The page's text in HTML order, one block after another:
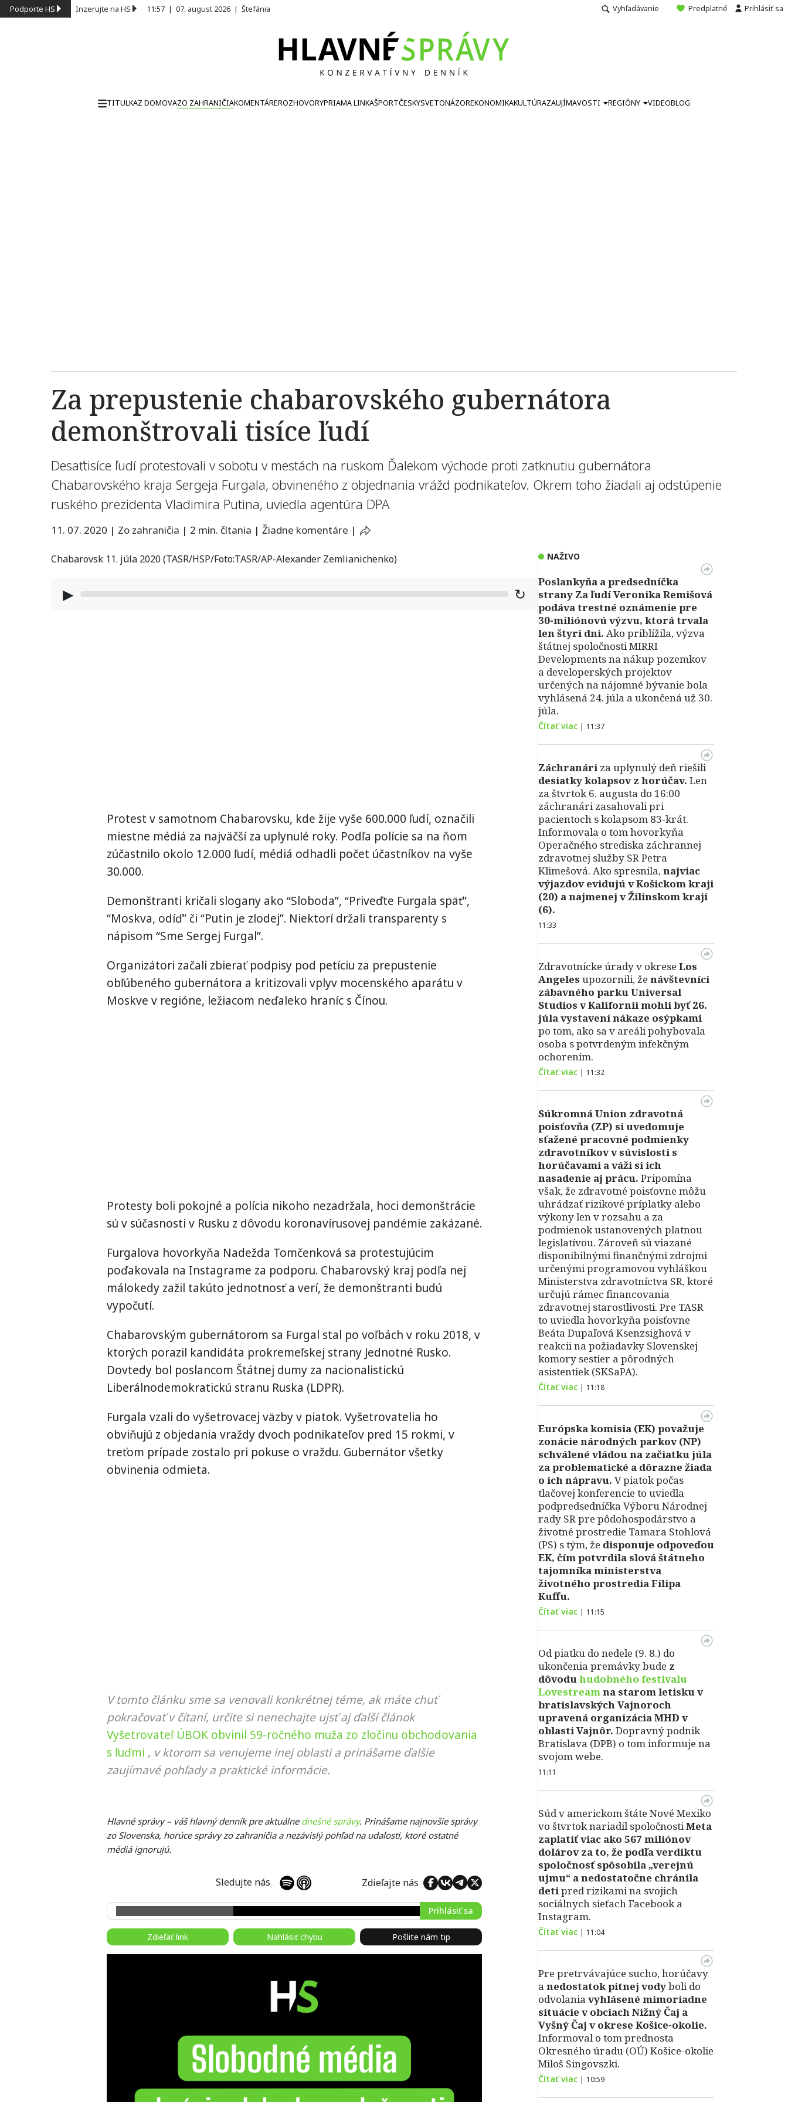
Podporte HS Inzerujte na HS 11:57 | 07. august 2026 | Štefánia Vyhľadávanie Predplatné Prihlásiť sa
TITULKAZ DOMOVAZO ZAHRANIČIAKOMENTÁREROZHOVORYPRIAMA LINKAŠPORTČESKYSVETONÁZOREKONOMIKAKULTÚRAZAUJÍMAVOSTI REGIÓNY VIDEOBLOG
Za prepustenie chabarovského gubernátora
demonštrovali tisíce ľudí
Desaťtisíce ľudí protestovali v sobotu v mestách na ruskom Ďalekom východe proti zatknutiu gubernátora
Chabarovského kraja Sergeja Furgala, obvineného z objednania vrážd podnikateľov. Okrem toho žiadali aj odstúpenie
ruského prezidenta Vladimira Putina, uviedla agentúra DPA
11. 07. 2020 | Zo zahraničia | 2 min. čítania | Žiadne komentáre |
Chabarovsk 11. júla 2020 (TASR/HSP/Foto:TASR/AP-Alexander Zemlianichenko)
▶ ↻
Protest v samotnom Chabarovsku, kde žije vyše 600.000 ľudí, označili
miestne médiá za najväčší za uplynulé roky. Podľa polície sa na ňom
zúčastnilo okolo 12.000 ľudí, médiá odhadli počet účastníkov na vyše
30.000.
Demonštranti kričali slogany ako “Sloboda”, “Priveďte Furgala späť”,
“Moskva, odíď” či “Putin je zlodej”. Niektorí držali transparenty s
nápisom “Sme Sergej Furgal”.
Organizátori začali zbierať podpisy pod petíciu za prepustenie
obľúbeného gubernátora a kritizovali vplyv mocenského aparátu v
Moskve v regióne, ležiacom neďaleko hraníc s Čínou.
Protesty boli pokojné a polícia nikoho nezadržala, hoci demonštrácie
sú v súčasnosti v Rusku z dôvodu koronavírusovej pandémie zakázané.
Furgalova hovorkyňa Nadežda Tomčenková sa protestujúcim
poďakovala na Instagrame za podporu. Chabarovský kraj podľa nej
málokedy zažil takúto jednotnosť a verí, že demonštranti budú
vypočutí.
Chabarovským gubernátorom sa Furgal stal po voľbách v roku 2018, v
ktorých porazil kandidáta prokremeľskej strany Jednotné Rusko.
Dovtedy bol poslancom Štátnej dumy za nacionalistickú
Liberálnodemokratickú stranu Ruska (LDPR).
Furgala vzali do vyšetrovacej väzby v piatok. Vyšetrovatelia ho
obviňujú z objedania vraždy dvoch podnikateľov pred 15 rokmi, v
treťom prípade zostalo pri pokuse o vraždu. Gubernátor všetky
obvinenia odmieta.
V tomto článku sme sa venovali konkrétnej téme, ak máte chuť
pokračovať v čítaní, určite si nenechajte ujsť aj ďalší článok
Vyšetrovateľ ÚBOK obvinil 59-ročného muža zo zločinu obchodovania
s ľuďmi , v ktorom sa venujeme inej oblasti a prinášame ďalšie
zaujímavé pohľady a praktické informácie.
Hlavné správy – váš hlavný denník pre aktuálne dnešné správy. Prinášame najnovšie správy
zo Slovenska, horúce správy zo zahraničia a nezávislý pohľad na udalosti, ktoré ostatné
médiá ignorujú.
Sledujte nás Zdieľajte nás
Prihlásiť sa
Zdieľať link Nahlásiť chybu Pošlite nám tip
NAŽIVO
Poslankyňa a predsedníčka
strany Za ľudí Veronika Remišová
podáva trestné oznámenie pre
30-miliónovú výzvu, ktorá trvala
len štyri dni. Ako priblížila, výzva
štátnej spoločnosti MIRRI
Developments na nákup pozemkov
a developerských projektov
určených na nájomné bývanie bola
vyhlásená 24. júla a ukončená už 30.
júla.
Čítať viac | 11:37
Záchranári za uplynulý deň riešili
desiatky kolapsov z horúčav. Len
za štvrtok 6. augusta do 16:00
záchranári zasahovali pri
pacientoch s kolapsom 83-krát.
Informovala o tom hovorkyňa
Operačného strediska záchrannej
zdravotnej služby SR Petra
Klimešová. Ako spresnila,najviac
výjazdov evidujú v Košickom kraji
(20) a najmenej v Žilinskom kraji
(6).
11:33
Zdravotnícke úrady v okrese Los
Angeles upozornili, že návštevníci
zábavného parku Universal
Studios v Kalifornii mohli byť 26.
júla vystavení nákaze osýpkami
po tom, ako sa v areáli pohybovala
osoba s potvrdeným infekčným
ochorením.
Čítať viac | 11:32
Súkromná Union zdravotná
poisťovňa (ZP) si uvedomuje
sťažené pracovné podmienky
zdravotníkov v súvislosti s
horúčavami a váži si ich
nasadenie aj prácu. Pripomína
však, že zdravotné poisťovne môžu
uhrádzať rizikové príplatky alebo
výkony len v rozsahu a za
podmienok ustanovených platnou
legislatívou. Zároveň sú viazané
disponibilnými finančnými zdrojmi
určenými programovou vyhláškou
Ministerstva zdravotníctva SR, ktoré
určujú rámec financovania
zdravotnej starostlivosti. Pre TASR
to uviedla hovorkyňa poisťovne
Beáta Dupaľová Ksenzsighová v
reakcii na požiadavky Slovenskej
komory sestier a pôrodných
asistentiek (SKSaPA).
Čítať viac | 11:18
Európska komisia (EK) považuje
zonácie národných parkov (NP)
schválené vládou na začiatku júla
za problematické a dôrazne žiada
o ich nápravu. V piatok počas
tlačovej konferencie to uviedla
podpredsedníčka Výboru Národnej
rady SR pre pôdohospodárstvo a
životné prostredie Tamara Stohlová
(PS) s tým, že disponuje odpoveďou
EK, čím potvrdila slová štátneho
tajomníka ministerstva
životného prostredia Filipa
Kuffu.
Čítať viac | 11:15
Od piatku do nedele (9. 8.) do
ukončenia premávky bude z
dôvoduhudobného festivalu
Lovestreamna starom letisku v
bratislavských Vajnoroch
upravená organizácia MHD v
oblasti Vajnôr. Dopravný podnik
Bratislava (DPB) o tom informuje na
svojom webe.
11:11
Súd v americkom štáte Nové Mexiko
vo štvrtok nariadil spoločnostiMeta
zaplatiť viac ako 567 miliónov
dolárov za to, že podľa verdiktu
spoločnosť spôsobila „verejnú
ujmu“ a nedostatočne chránila
detipred rizikami na svojich
sociálnych sieťach Facebook a
Instagram.
Čítať viac | 11:04
Pre pretrvávajúce sucho, horúčavy
a nedostatok pitnej vodyboli do
odvolania vyhlásené mimoriadne
situácie v obciach Nižný Čaj a
Vyšný Čaj v okrese Košice-okolie.
Informoval o tom prednosta
Okresného úradu (OÚ) Košice-okolie
Miloš Singovszki.
Čítať viac | 10:59